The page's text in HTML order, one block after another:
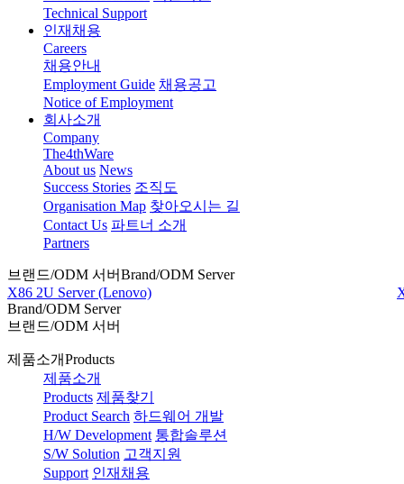
Technical Support
인재채용
Careers
채용안내
Employment Guide 채용공고
Notice of Employment
회사소개
Company
The4thWare
About us News
Success Stories 조직도
Organisation Map 찾아오시는 길
Contact Us 파트너 소개
Partners
브랜드/ODM 서버Brand/ODM Server
X86 2U Server (Lenovo)
Brand/ODM Server
브랜드/ODM 서버
제품소개Products
제품소개
Products 제품찾기
Product Search 하드웨어 개발
H/W Development 통합솔루션
S/W Solution 고객지원
Support 인재채용